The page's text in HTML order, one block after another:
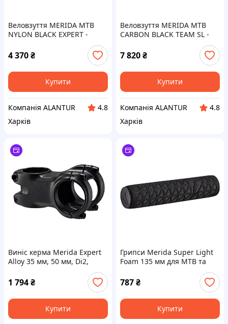
Веловзуття MERIDA MTB
NYLON BLACK EXPERT -
4 370₴
Купити
Компанія ALANTUR
4.8
Харків
Веловзуття MERIDA MTB
CARBON BLACK TEAM SL -
7 820₴
Купити
Компанія ALANTUR
4.8
Харків
Виніс керма Merida Expert
Alloy 35 мм, 50 мм, Di2,
легкий для MTB та E-Bike
1 794₴
Купити
Грипси Merida Super Light
Foam 135 мм для MTB та
787₴
Купити